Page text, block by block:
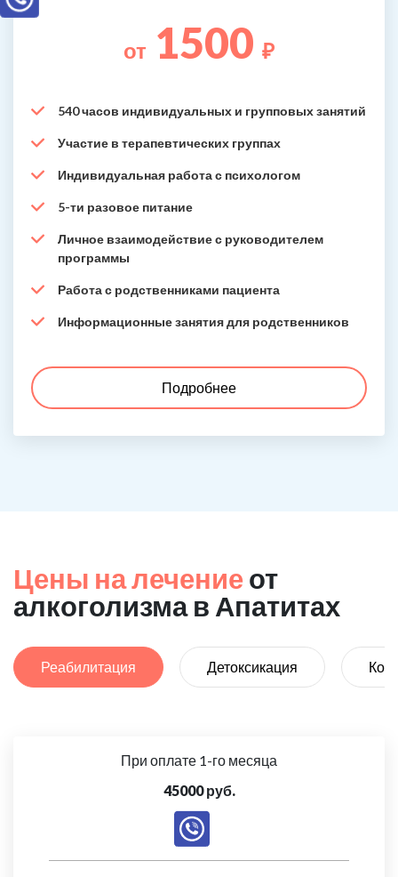
от 1500 ₽
540 часов индивидуальных и групповых занятий
Участие в терапевтических группах
Индивидуальная работа с психологом
5-ти разовое питание
Личное взаимодействие с руководителем
программы
Работа с родственниками пациента
Информационные занятия для родственников
Подробнее
Цены на лечение от
алкоголизма в Апатитах
Реабилитация Детоксикация
При оплате 1-го месяца
45000 руб.